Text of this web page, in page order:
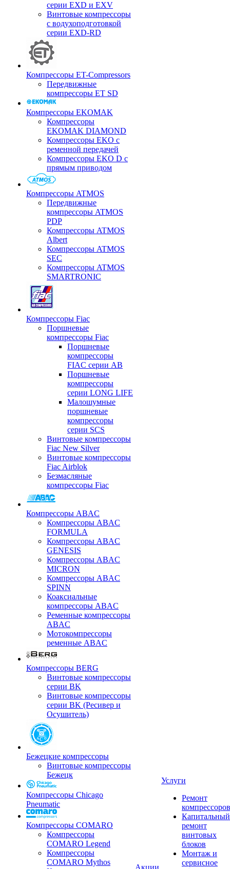
серии EXD и EXV
Винтовые компрессоры
с водухоподготовкой
серии EXD-RD
Компрессоры ET-Compressors
Передвижные
компрессоры ET SD
Компрессоры EKOMAK
Компрессоры
EKOMAK DIAMOND
Компрессоры EKO c
ременной передачей
Компрессоры EKO D с
прямым приводом
Компрессоры ATMOS
Передвижные
компрессоры ATMOS
PDP
Компрессоры ATMOS
Albert
Компрессоры ATMOS
SEC
Компрессоры ATMOS
SMARTRONIC
Компрессоры Fiac
Поршневые
компрессоры Fiac
Поршневые
компрессоры
FIAC серии AB
Поршневые
компрессоры
серии LONG LIFE
Малошумные
поршневые
компрессоры
серии SCS
Винтовые компрессоры
Fiac New Silver
Винтовые компрессоры
Fiac Airblok
Безмасляные
компрессоры Fiac
Компрессоры ABAC
Компрессоры ABAC
FORMULA
Компрессоры ABAC
GENESIS
Компрессоры ABAC
MICRON
Компрессоры ABAC
SPINN
Коаксиальные
компрессоры ABAC
Ременные компрессоры
ABAC
Мотокомпрессоры
ременные ABAC
Компрессоры BERG
Винтовые компрессоры
серии BK
Винтовые компрессоры
серии BK (Ресивер и
Осушитель)
Бежецкие компрессоры
Винтовые компрессоры
Бежецк
Компрессоры Chicago
Pneumatic
Компрессоры COMARO
Компрессоры
COMARO Legend
Компрессоры
COMARO Mythos
Акции
Услуги
Ремонт
компрессоров
Капитальный
ремонт
винтовых
блоков
Монтаж и
сервисное